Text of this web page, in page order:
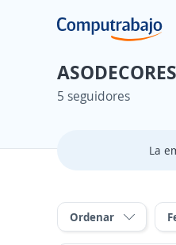
ASODECORES
5 seguidores
La
Ordenar